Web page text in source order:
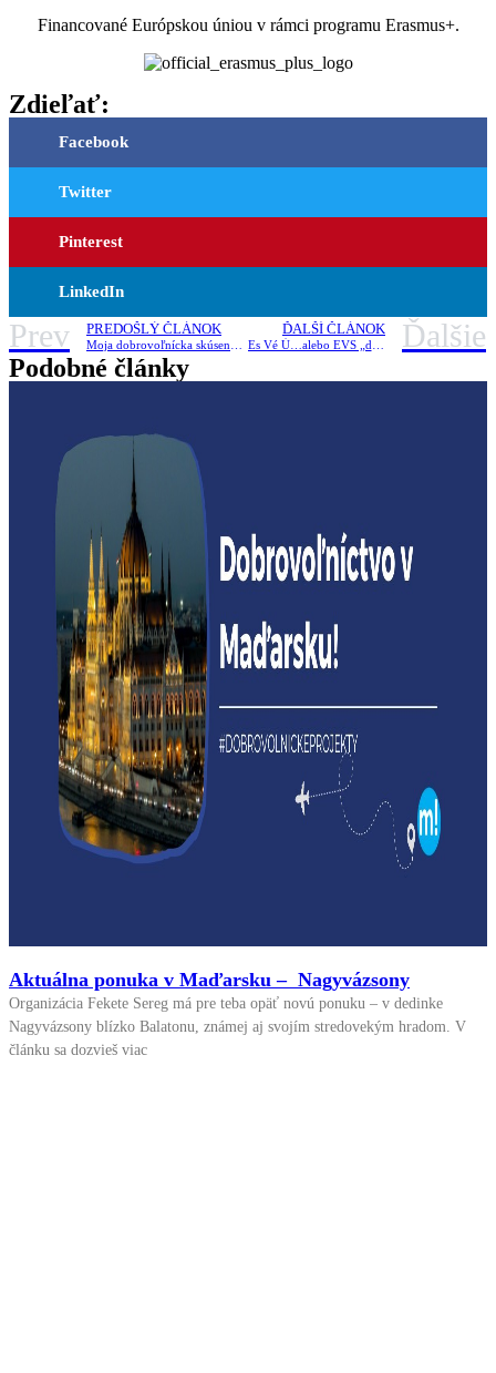
Financované Európskou úniou v rámci programu Erasmus+.
Zdieľať:
Facebook
Twitter
Pinterest
LinkedIn
Prev PREDOŠLÝ ČLÁNOK ĎALŠÍ ČLÁNOK Ďalšie
Podobné články
Aktuálna ponuka v Maďarsku – Nagyvázsony
Organizácia Fekete Sereg má pre teba opäť novú ponuku – v dedinke
Nagyvázsony blízko Balatonu, známej aj svojím stredovekým hradom. V
článku sa dozvieš viac